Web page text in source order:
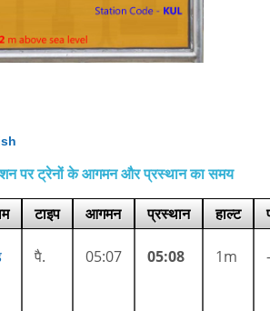
पर ट्रेनों के आगमन और प्रस्थान का समय
टाइप आगमन प्रस्थान हाल्ट
पै. 05:07 05:08 1m